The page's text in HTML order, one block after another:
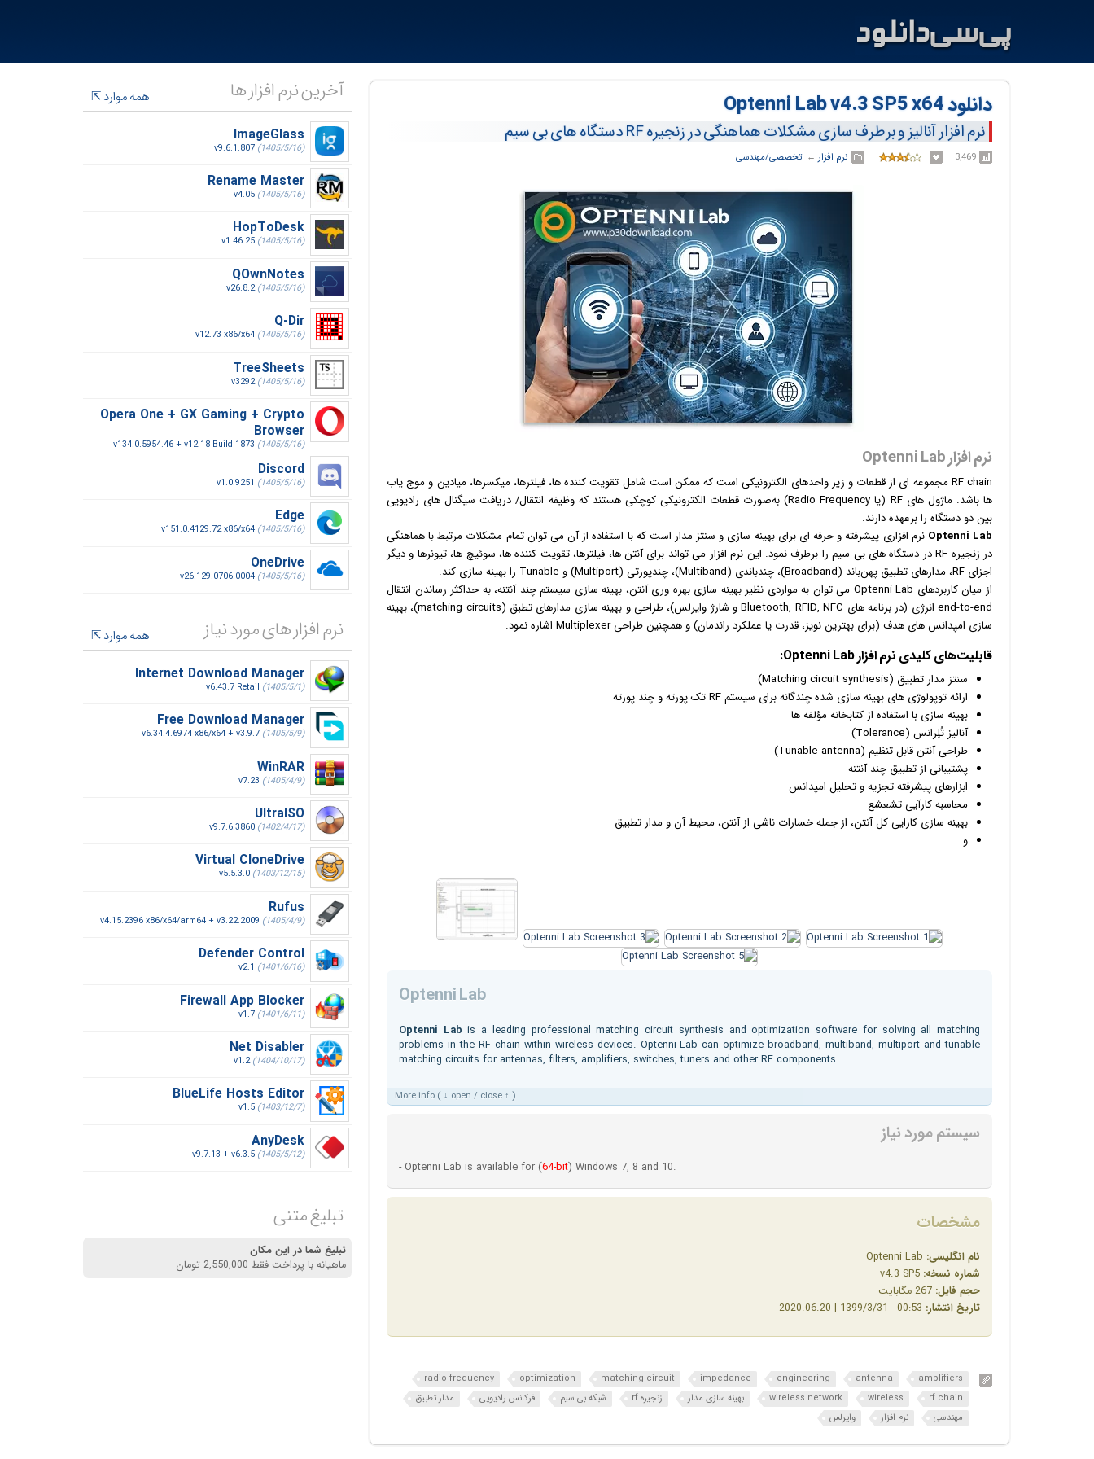
دانلود Optenni Lab v4.3 SP5 x64
نرم افزار آنالیز و برطرف سازی مشکلات هماهنگی در زنجیره RF دستگاه های بی سیم
3,469 نرم افزار ← ‏تخصصی/مهندسی
نرم افزار Optenni Lab
RF chain مجموعه ای از قطعات و زیر واحدهای الکترونیکی است که ممکن است شامل تقویت کننده ها، فیلترها، میکسرها، میادین و موج یاب
ها باشد. ماژول های RF (یا Radio Frequency) به‌صورت قطعات الکترونیکی کوچکی هستند که وظیفه انتقال/ دریافت سیگنال های رادیویی
بین دو دستگاه را برعهده دارند.
Optenni Lab نرم افزاری پیشرفته و حرفه ای برای بهینه سازی و سنتز مدار است که با استفاده از آن می توان تمام مشکلات مرتبط با هماهنگی
در زنجیره RF در دستگاه های بی سیم را برطرف نمود. این نرم افزار می تواند برای آنتن ها، فیلترها، تقویت کننده ها، سوئیچ ها، تیونرها و دیگر
اجزای RF، مدارهای تطبیق پهن‌باند (Broadband)، چندباندی (Multiband)، چندپورتی (Multiport) و Tunable را بهینه سازی کند.
از میان کاربردهای Optenni Lab می توان به مواردی نظیر بهینه سازی بهره وری آنتن، بهینه سازی سیستم چند آنتنه، به حداکثر رساندن انتقال
end-to-end انرژی (در برنامه های Bluetooth, RFID, NFC و شارژ وایرلس)، طراحی و بهینه سازی مدارهای تطبق (matching circuits)، بهینه
سازی امپدانس های هدف (برای بهترین نویز، قدرت یا عملکرد راندمان) و همچنین طراحی Multiplexer اشاره نمود.
قابلیت‌های کلیدی نرم افزار
سنتز مدار تطبیق (Matching circuit synthesis)
ارائه توپولوژی های بهینه سازی شده چندگانه برای سیستم RF تک پورته و چند پورته
بهینه سازی با استفاده از کتابخانه مؤلفه ها
آنالیز تُلِرانس (Tolerance)
طراحی آنتن قابل تنظیم (Tunable antenna)
پشتیبانی از تطبیق چند آنتنه
ابزارهای پیشرفته تجزیه و تحلیل امپدانس
محاسبه کارآیی تشعشع
بهینه سازی کارایی کل آنتن، از جمله خسارات ناشی از آنتن، محیط آن و مدار تطبیق
و ...
Optenni Lab
Optenni Lab is a leading professional matching circuit synthesis and optimization software for solving all matching
problems in the RF chain within wireless devices. Optenni Lab can optimize broadband, multiband, multiport and tunable
matching circuits for antennas, filters, amplifiers, switches, tuners and other RF components.
More info ( ↓ open / close ↑ )
سیستم مورد نیاز
- Optenni Lab is available for (64-bit) Windows 7, 8 and 10.
مشخصات
نام انگلیسی:
شماره نسخه:
حجم فایل:
تاریخ انتشار:
amplifiers
antenna
engineering
impedance
matching circuit
optimization
radio frequency
rf chain
wireless
wireless network بهینه سازی مدار زنجیره rf شبکه بی سیم فرکانس رادیویی
مدار تطبیق
مهندسی
نرم افزار وایرلس
آخرین نرم افزار ها
همه موارد
ImageGlass
v9.6.1.807 (1405/5/16)
Rename Master
v4.05 (1405/5/16)
HopToDesk
v1.46.25 (1405/5/16)
QOwnNotes
v26.8.2(1405/5/16)
Q-Dir
v12.73 x86/x64 (1405/5/16)
TreeSheets
v3292(1405/5/16)
Opera One + GX Gaming + Crypto
Browser
v134.0.5954.46 + v12.18 Build 1873 (1405/5/16)
Discord
v1.0.9251 (1405/5/16)
Edge
v151.0.4129.72 x86/x64 (1405/5/16)
OneDrive
v26.129.0706.0004 (1405/5/16)
نرم افزار های مورد نیاز
همه موارد
Internet Download Manager
v6.43.7 Retail (1405/5/1)
Free Download Manager
v6.34.4.6974 x86/x64 + v3.9.7 (1405/5/9)
WinRAR
v7.23 (1405/4/9)
UltraISO
v9.7.6.3860 (1402/4/17)
Virtual CloneDrive
v5.5.3.0 (1403/12/15)
Rufus
v4.15.2396 x86/x64/arm64 + v3.22.2009 (1405/4/9)
Defender Control
v2.1 (1401/6/16)
Firewall App Blocker
v1.7 (1401/6/11)
Net Disabler
v1.2(1404/10/17)
BlueLife Hosts Editor
v1.5 (1403/12/7)
AnyDesk
v9.7.13 + v6.3.5 (1405/5/12)
تبلیغ متنی
تبلیغ شما در این مکان
ماهیانه با پرداخت فقط 2,550,000 تومان